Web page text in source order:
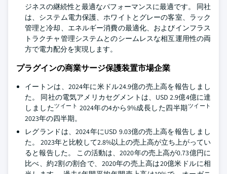
ジネスの継続性と最適なパフォーマンスに最適です。 同社
は、システム電力保護、ホワイトとグレーの客室、ラック
管理と冷却、エネルギー消費の最適化、およびインフラス
トラクチャ管理システムとのシームレスな相互運用性の両
方で電力配分を実現します。
プラグインの商業サージ保護装置市場企業
イートンは、2024年に米ドル24.9億の売上高を報告しまし
た。 同社の電気アメリカセグメントは、USD 2.9億4億に達
しましたツイート 2024年の4から9%成長した四半期ツイート
2023年の四半期。
レグランドは、2024年にUSD 9.03億の売上高を報告しまし
た。 2023年と比較して2.8%以上の売上高が立ち上がってい
ると報告した。 この活動は、2020年の売上高が0.73億円に
比べ、約2割の割合で、2020年の売上高は20億米ドルに相